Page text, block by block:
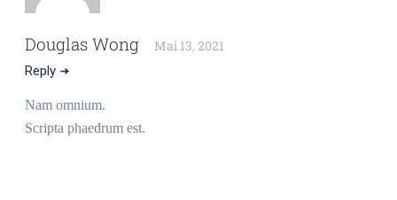
Douglas Wong Mai 13, 2021
Reply
Nam omnium.
Scripta phaedrum est.